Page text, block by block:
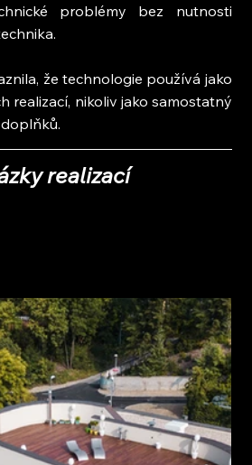
problémy bez nutnosti
že technologie používá jako
realizací, nikoliv jako samostatný
realizací